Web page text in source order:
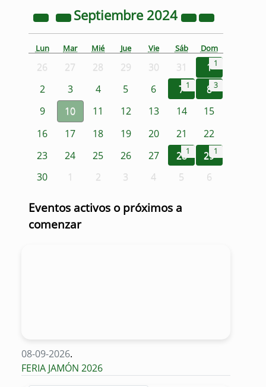
Septiembre 2024
Lun Mar Mié Jue Vie Sáb Dom
26 27 28 29 30 31 1 1
2 3 4 5 6 7 1 83
9 10 11 12 13 14
15
16
17 18 19 20 21
22
23
24 25 26 27 281 291
30 1 2 3 4 5 6
Eventos activos o próximos a
comenzar
08-09-2026.
FERIA JAMÓN 2026